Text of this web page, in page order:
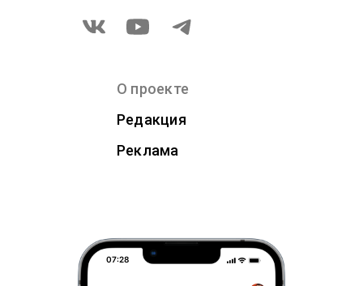
О проекте
Редакция
Реклама
07:28